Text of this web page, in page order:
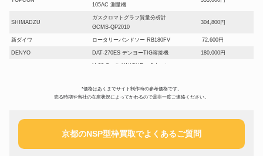
105AC 測量機
SHIMADZU
ガスクロマトグラフ質量分析計
GCMS-QP2010
304,800円
新ダイワ ロータリーバンドソー RB180FV 72,600円
DENYO DAT-270ES デンヨーTIG溶接機 180,000円
U-32 S・Ⅱ UNIQUE 卓上 バ
バッテリーハンマードリル
GBH36V-LIN2
Asada
充電式コンビハンマードリル
*価格はあくまでサイト制作時の参考価格です。
売る時期や当社の在庫状況によってかわるので是非一度ご連絡ください。
京都のNSP型枠買取でよくあるご質問